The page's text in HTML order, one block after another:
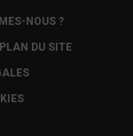
NOUS ?
PLAN DU SITE